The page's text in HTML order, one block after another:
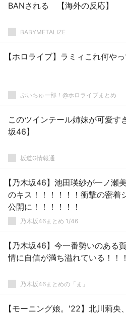
BANされる 【海外の反応】
BABYMETALIZE
【ホロライブ】ラミィこれ何や
ぶいちゅー部！@ホロライブまとめ
このツインテール姉妹が可愛す
坂46】
坂道G情報通
【乃木坂46】池田瑛紗が一ノ瀬
のキス！！！！！！衝撃の密着
公開に！！！！！！
乃木坂46まとめ 1/46
【乃木坂46】今一番勢いのある
情に自信が満ち溢れている！！！
乃木坂46まとめの「ま」
【モーニング娘。'22】北川莉央